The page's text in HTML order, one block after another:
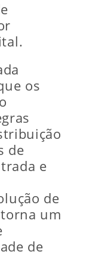
os
de
e
de
um
de